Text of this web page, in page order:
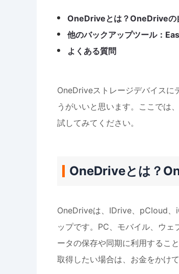
OneDriveとは？OneDriveの
他のバックアップツール：
よくある質問
OneDriveストレージデバイスに
うがいいと思います。ここでは
試してみてください。
OneDriveとは？
OneDriveは、IDrive、pCloud
ップです。PC、モバイル、ウ
ータの保存や同期に利用するこ
取得したい場合は、お金をかけ